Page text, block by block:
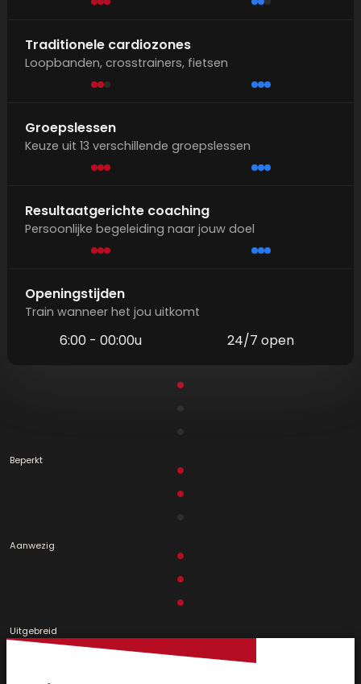
Traditionele cardiozones
Loopbanden, crosstrainers, fietsen
Groepslessen
Keuze uit 13 verschillende groepslessen
Resultaatgerichte coaching
Persoonlijke begeleiding naar jouw doel
Openingstijden
Train wanneer het jou uitkomt
6:00 - 00:00u 24/7 open
Beperkt
Aanwezig
Uitgebreid